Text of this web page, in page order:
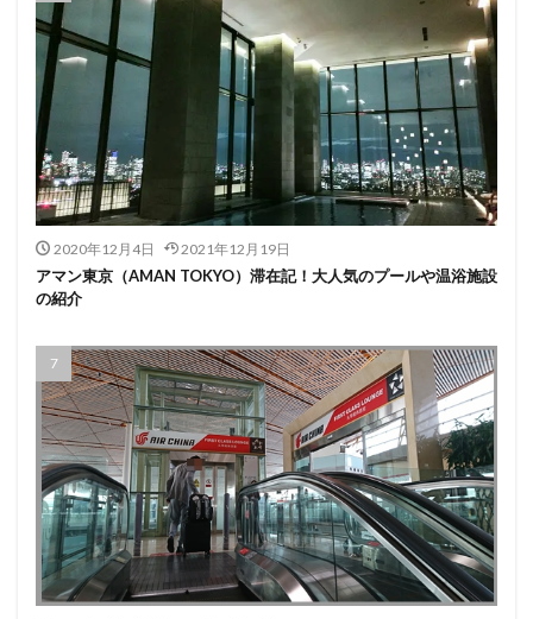
2020年12月4日 2021年12月19日
アマン東京（AMAN TOKYO）滞在記！大人気のプールや温浴施設
の紹介